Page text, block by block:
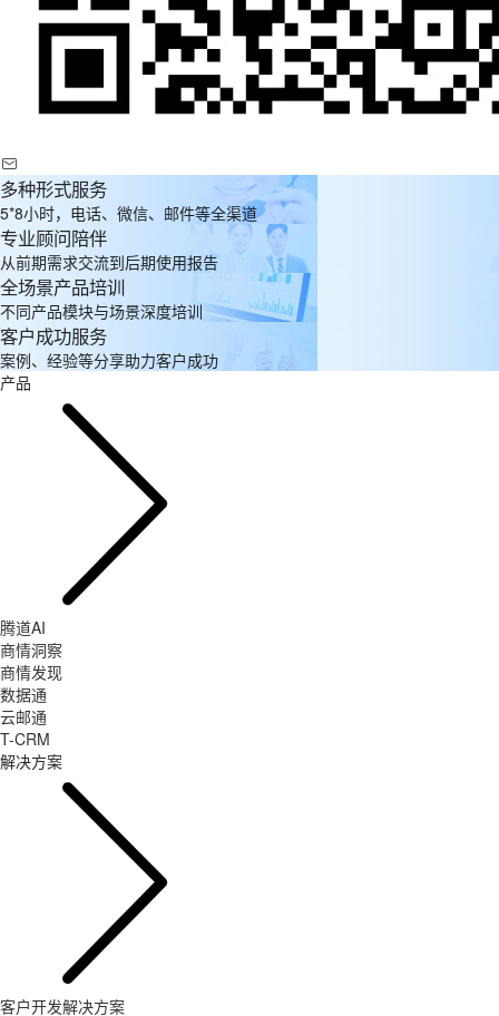
多种形式服务
5*8小时，电话、微信、邮件等全渠道
专业顾问陪伴
从前期需求交流到后期使用报告
全场景产品培训
不同产品模块与场景深度培训
客户成功服务
案例、经验等分享助力客户成功
产品
腾道AI
商情洞察
商情发现
数据通
云邮通
T-CRM
解决方案
客户开发解决方案